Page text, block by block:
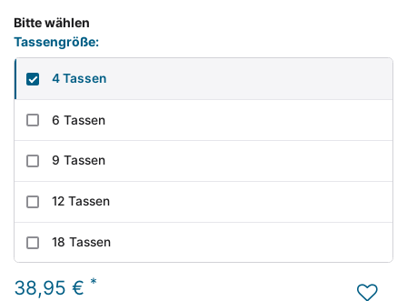
Bitte wählen
Tassengröße:
4 Tassen
6 Tassen
9 Tassen
12 Tassen
18 Tassen
38,95 € *